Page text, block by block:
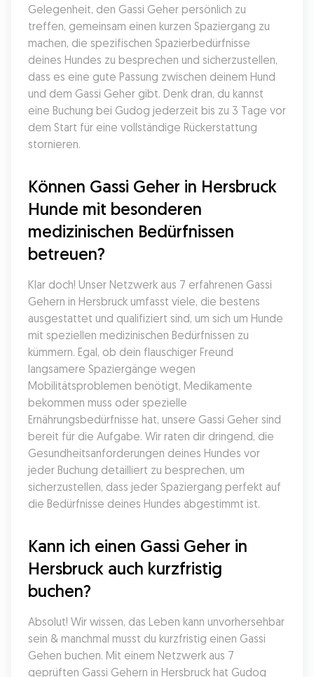
Gelegenheit, den Gassi Geher persönlich zu
treffen, gemeinsam einen kurzen Spaziergang zu
machen, die spezifischen Spazierbedürfnisse
deines Hundes zu besprechen und sicherzustellen,
dass es eine gute Passung zwischen deinem Hund
und dem Gassi Geher gibt. Denk dran, du kannst
eine Buchung bei Gudog jederzeit bis zu 3 Tage vor
dem Start für eine vollständige Rückerstattung
stornieren.
Können Gassi Geher in Hersbruck
Hunde mit besonderen
medizinischen Bedürfnissen
betreuen?
Klar doch! Unser Netzwerk aus 7 erfahrenen Gassi
Gehern in Hersbruck umfasst viele, die bestens
ausgestattet und qualifiziert sind, um sich um Hunde
mit speziellen medizinischen Bedürfnissen zu
kümmern. Egal, ob dein flauschiger Freund
langsamere Spaziergänge wegen
Mobilitätsproblemen benötigt, Medikamente
bekommen muss oder spezielle
Ernährungsbedürfnisse hat, unsere Gassi Geher sind
bereit für die Aufgabe. Wir raten dir dringend, die
Gesundheitsanforderungen deines Hundes vor
jeder Buchung detailliert zu besprechen, um
sicherzustellen, dass jeder Spaziergang perfekt auf
die Bedürfnisse deines Hundes abgestimmt ist.
Kann ich einen Gassi Geher in
Hersbruck auch kurzfristig
buchen?
Absolut! Wir wissen, das Leben kann unvorhersehbar
sein & manchmal musst du kurzfristig einen Gassi
Gehen buchen. Mit einem Netzwerk aus 7
geprüften Gassi Gehern in Hersbruck hat Gudog